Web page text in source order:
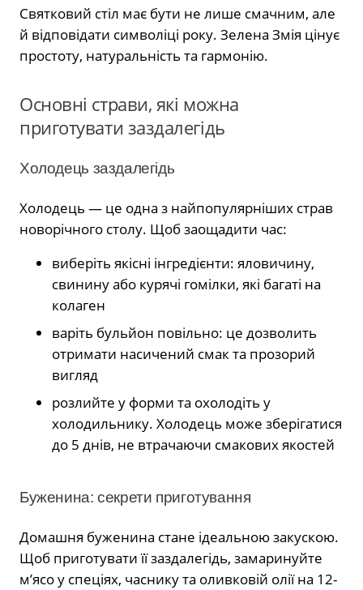
Святковий стіл має бути не лише смачним, але
й відповідати символіці року. Зелена Змія цінує
простоту, натуральність та гармонію.
Основні страви, які можна
приготувати заздалегідь
Холодець заздалегідь
Холодець — це одна з найпопулярніших страв
новорічного столу. Щоб заощадити час:
виберіть якісні інгредієнти: яловичину,
свинину або курячі гомілки, які багаті на
колаген
варіть бульйон повільно: це дозволить
отримати насичений смак та прозорий
вигляд
розлийте у форми та охолодіть у
холодильнику. Холодець може зберігатися
до 5 днів, не втрачаючи смакових якостей
Буженина: секрети приготування
Домашня буженина стане ідеальною закускою.
Щоб приготувати її заздалегідь, замаринуйте
м’ясо у спеціях, часнику та оливковій олії на 12-